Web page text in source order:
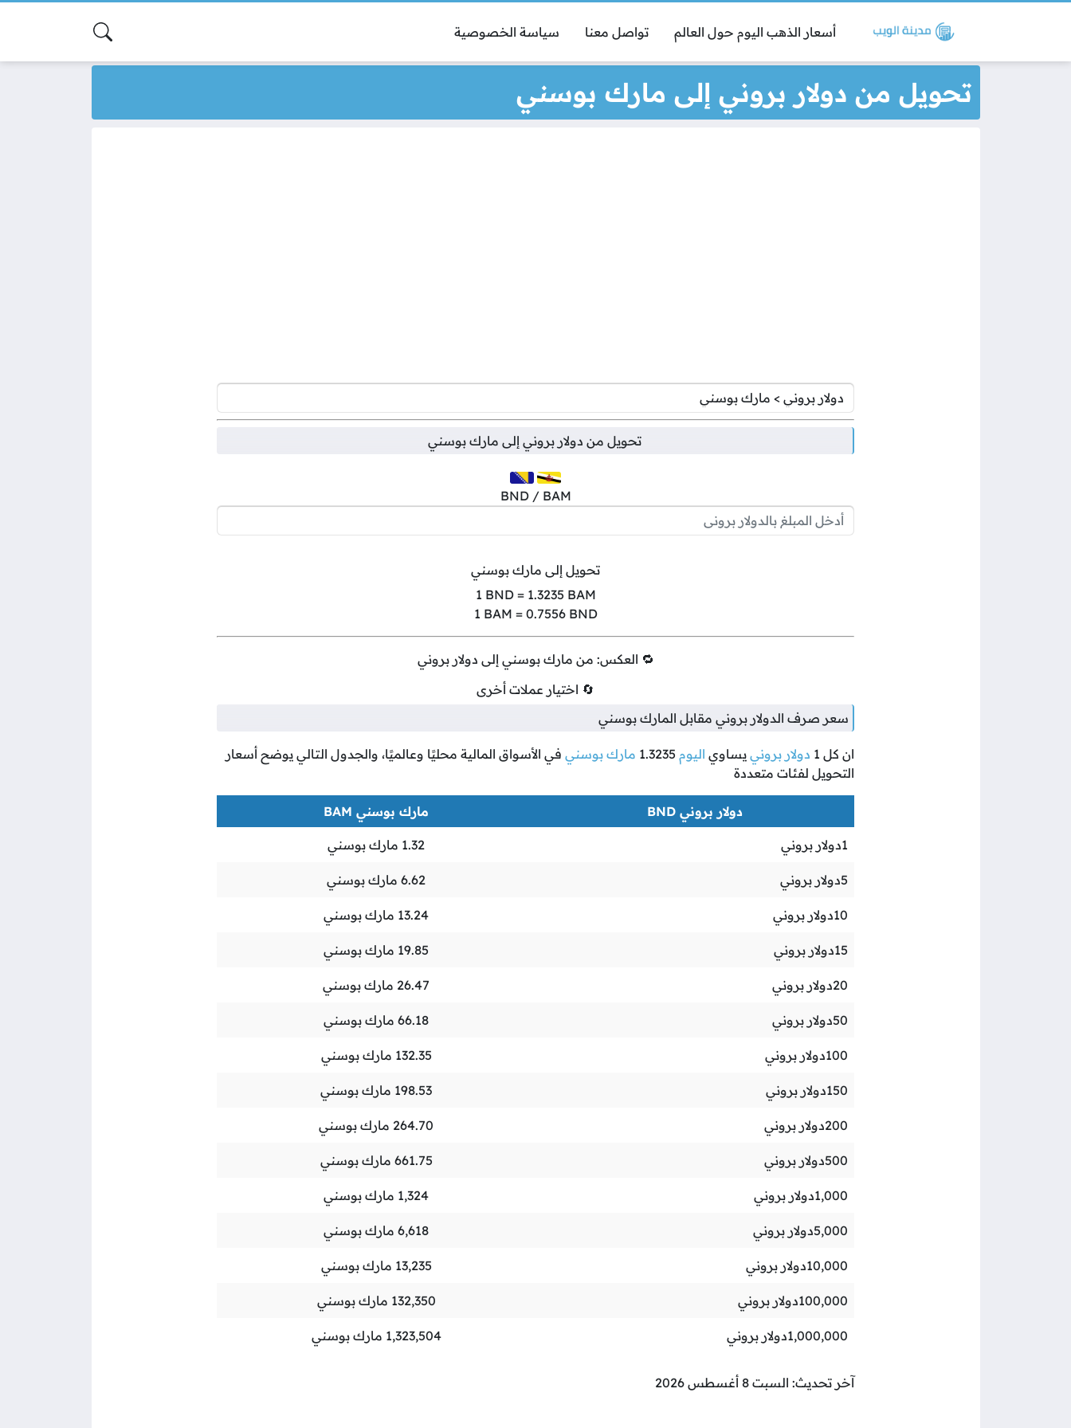
أسعار الذهب اليوم حول العالم تواصل معنا سياسة الخصوصية
تحويل من دولار بروني إلى مارك بوسني
تحويل من دولار بروني إلى مارك بوسني
BND / BAM
تحويل إلى مارك بوسني
1 BND = 1.3235 BAM
1 BAM = 0.7556BND
🔁 العكس: من مارك بوسني إلى دولار بروني
🔄 اختيار عملات أخرى
سعر صرف الدولار بروني مقابل المارك بوسني
ان كل 1 دولار بروني يساوي اليوم 1.3235 مارك بوسني في الأسواق المالية محليًا وعالميًا، والجدول التالي يوضح أسعار
التحويل لفئات متعددة
دولار بروني BND مارك بوسني BAM
1دولار بروني 1.32 مارك بوسني
5دولار بروني 6.62 مارك بوسني
10دولار بروني 13.24 مارك بوسني
15دولار بروني 19.85 مارك بوسني
20دولار بروني 26.47 مارك بوسني
50دولار بروني 66.18 مارك بوسني
100دولار بروني 132.35 مارك بوسني
150دولار بروني 198.53 مارك بوسني
200دولار بروني 264.70 مارك بوسني
500دولار بروني 661.75 مارك بوسني
1,000دولار بروني 1,324 مارك بوسني
5,000دولار بروني 6,618 مارك بوسني
10,000دولار بروني 13,235 مارك بوسني
100,000دولار بروني 132,350 مارك بوسني
1,000,000دولار بروني 1,323,504 مارك بوسني
آخر تحديث: السبت 8 أغسطس 2026